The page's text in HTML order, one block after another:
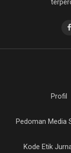
yang hadir